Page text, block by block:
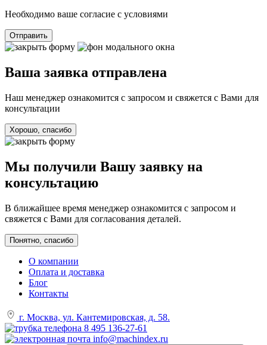
Необходимо ваше согласие с условиями
Отправить
Ваша заявка отправлена
Наш менеджер ознакомится с запросом и свяжется с Вами для
консультации
Хорошо, спасибо
Мы получили Вашу заявку на
консультацию
В ближайшее время менеджер ознакомится с запросом и
свяжется с Вами для согласования деталей.
Понятно, спасибо
О компании
Оплата и доставка
Блог
Контакты
г. Москва, ул. Кантемировская, д. 58.
8 495 136-27-61
info@machindex.ru